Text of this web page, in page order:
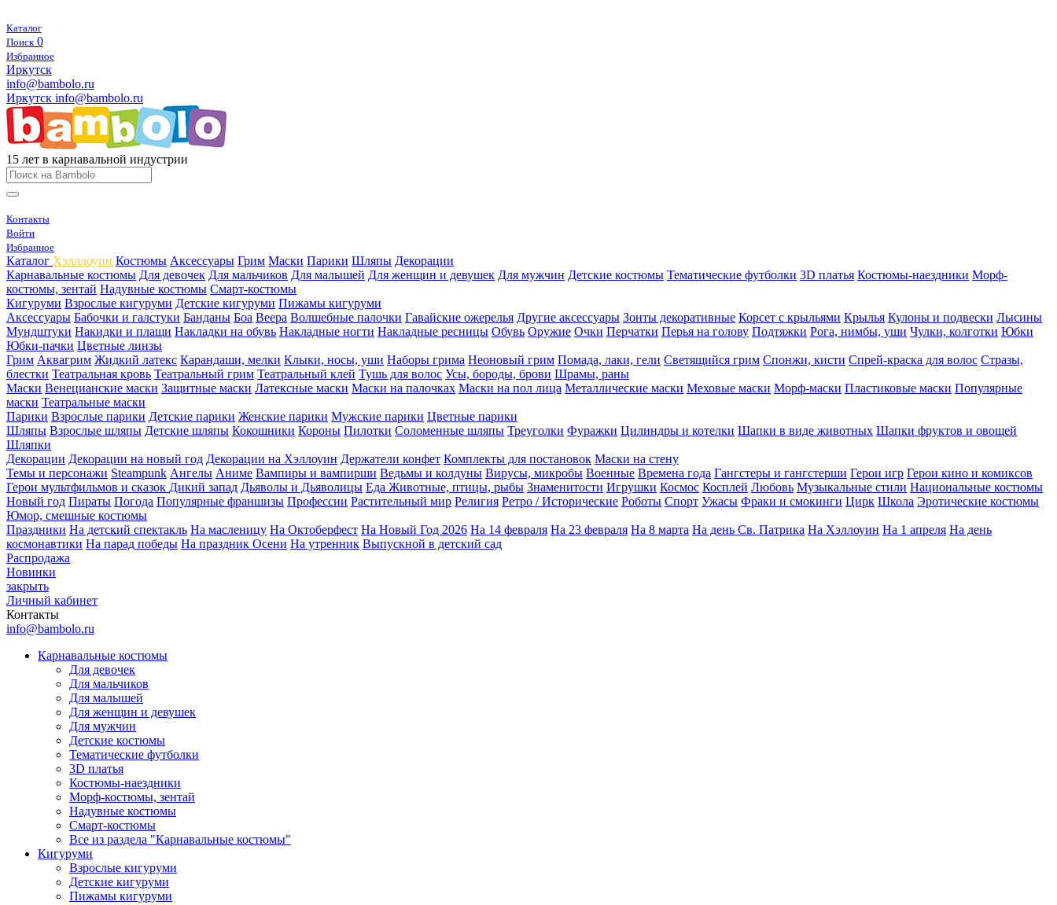
Каталог
Поиск 0
Избранное
Иркутск
info@bambolo.ru
Иркутск info@bambolo.ru
15 лет в карнавальной индустрии
Контакты
Войти
Избранное
Каталог Хэлллоуин Костюмы Аксессуары Грим Маски Парики Шляпы Декорации
Карнавальные костюмы Для девочек Для мальчиков Для малышей Для женщин и девушек Для мужчин Детские костюмы Тематические футболки 3D платья Костюмы-наездники Морф-
костюмы, зентай Надувные костюмы Смарт-костюмы
Кигуруми Взрослые кигуруми Детские кигуруми Пижамы кигуруми
Аксессуары Бабочки и галстуки Банданы Боа Веера Волшебные палочки Гавайские ожерелья Другие аксессуары Зонты декоративные Корсет с крыльями Крылья Кулоны и подвески Лысины
Мундштуки Накидки и плащи Накладки на обувь Накладные ногти Накладные ресницы Обувь Оружие Очки Перчатки Перья на голову Подтяжки Рога, нимбы, уши Чулки, колготки Юбки
Юбки-пачки Цветные линзы
Грим Аквагрим Жидкий латекс Карандаши, мелки Клыки, носы, уши Наборы грима Неоновый грим Помада, лаки, гели Светящийся грим Спонжи, кисти Спрей-краска для волос Стразы,
блестки Театральная кровь Театральный грим Театральный клей Тушь для волос Усы, бороды, брови Шрамы, раны
Маски Венецианские маски Защитные маски Латексные маски Маски на палочках Маски на пол лица Металлические маски Меховые маски Морф-маски Пластиковые маски Популярные
маски Театральные маски
Парики Взрослые парики Детские парики Женские парики Мужские парики Цветные парики
Шляпы Взрослые шляпы Детские шляпы Кокошники Короны Пилотки Соломенные шляпы Треуголки Фуражки Цилиндры и котелки Шапки в виде животных Шапки фруктов и овощей
Шляпки
Декорации Декорации на новый год Декорации на Хэллоуин Держатели конфет Комплекты для постановок Маски на стену
Темы и персонажи Steampunk Ангелы Аниме Вампиры и вампирши Ведьмы и колдуны Вирусы, микробы Военные Времена года Гангстеры и гангстерши Герои игр Герои кино и комиксов
Герои мультфильмов и сказок Дикий запад Дьяволы и Дьяволицы Еда Животные, птицы, рыбы Знаменитости Игрушки Космос Косплей Любовь Музыкальные стили Национальные костюмы
Новый год Пираты Погода Популярные франшизы Профессии Растительный мир Религия Ретро / Исторические Роботы Спорт Ужасы Фраки и смокинги Цирк Школа Эротические костюмы
Юмор, смешные костюмы
Праздники На детский спектакль На масленицу На Октоберфест На Новый Год 2026 На 14 февраля На 23 февраля На 8 марта На день Св. Патрика На Хэллоуин На 1 апреля На день
космонавтики На парад победы На праздник Осени На утренник Выпускной в детский сад
Распродажа
Новинки
закрыть
Личный кабинет
Контакты
info@bambolo.ru
Карнавальные костюмы
Для девочек
Для мальчиков
Для малышей
Для женщин и девушек
Для мужчин
Детские костюмы
Тематические футболки
3D платья
Костюмы-наездники
Морф-костюмы, зентай
Надувные костюмы
Смарт-костюмы
Все из раздела "Карнавальные костюмы"
Кигуруми
Взрослые кигуруми
Детские кигуруми
Пижамы кигуруми